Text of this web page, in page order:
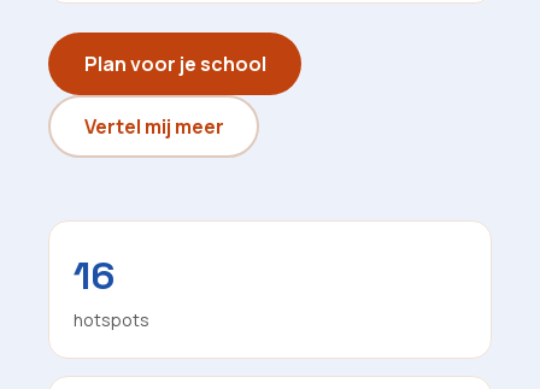
Plan voor je school
Vertel mij meer
16
hotspots